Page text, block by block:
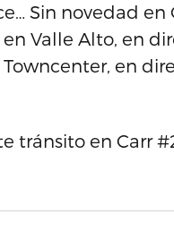
Sin novedad en
Valle Alto, en
en
tránsito en Carr